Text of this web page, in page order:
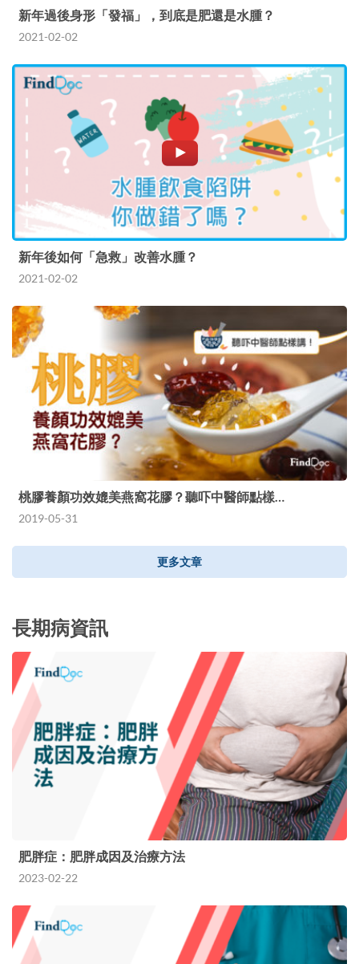
新年過後身形「發福」，到底是肥還是水腫？
2021-02-02
新年後如何「急救」改善水腫？
2021-02-02
桃膠養顏功效媲美燕窩花膠？聽吓中醫師點樣…
2019-05-31
更多文章
長期病資訊
肥胖症：肥胖成因及治療方法
2023-02-22